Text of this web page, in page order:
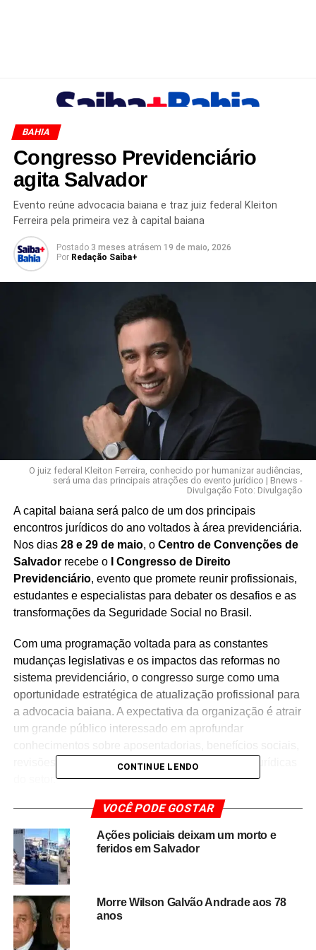
BAHIA
Congresso Previdenciário
agita Salvador
Evento reúne advocacia baiana e traz juiz federal Kleiton
Ferreira pela primeira vez à capital baiana
Postado 3 meses atrásem 19 de maio, 2026
Por Redação Saiba+
O juiz federal Kleiton Ferreira, conhecido por humanizar audiências,
será uma das principais atrações do evento jurídico | Bnews -
Divulgação Foto: Divulgação
A capital baiana será palco de um dos principais
encontros jurídicos do ano voltados à área previdenciária.
Nos dias 28 e 29 de maio, o Centro de Convenções de
Salvadorrecebe o
I Congresso de Direito
Previdenciário, evento que promete reunir profissionais,
estudantes e especialistas para debater os desafios e as
transformações da Seguridade Social no Brasil.
Com uma programação voltada para as constantes
mudanças legislativas e os impactos das reformas no
sistema previdenciário, o congresso surge como uma
oportunidade estratégica de atualização profissional para
a advocacia baiana. A expectativa da organização é atrair
um grande público interessado em aprofundar
revisões previdenciárias e novas interpretações jurídicas
O grande destaque desta primeira edição será a
participação do
juiz federal Kleiton Ferreira
sua primeira palestra em Salvador. Conhecido
nacionalmente por sua atuação técnica no Direito
Previdenciário e pelo estilo humanizado nas audiências,
o magistrado se tornou fenômeno nas redes sociais ao
aproximar o Judiciário da população de forma acessível e
didática.
CONTINUE LENDO
VOCÊ PODE GOSTAR
Ações policiais deixam um morto e
feridos em Salvador
Morre Wilson Galvão Andrade aos 78
anos